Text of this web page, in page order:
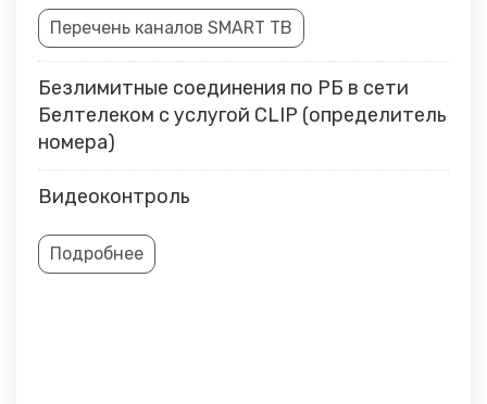
Перечень каналов SMART ТВ
Безлимитные соединения по РБ в сети
Белтелеком с услугой CLIP (определитель
номера)
Видеоконтроль
Подробнее